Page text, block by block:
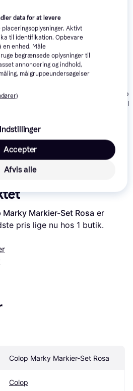
Creativ Company Mini
41 kr.
Creativ
Craft Kit Mini
Marky Markier-Set Rosa
pris lige nu hos 1 butik.
Colop Marky Markier-Set Rosa
Colop
data for at levere
Aktivt
til identifikation. Opbevare
en enhed. Måle
begrænsede oplysninger til
annoncering og indhold,
målgruppeundersøgelser
Indstillinger
Afvis alle
Accepter